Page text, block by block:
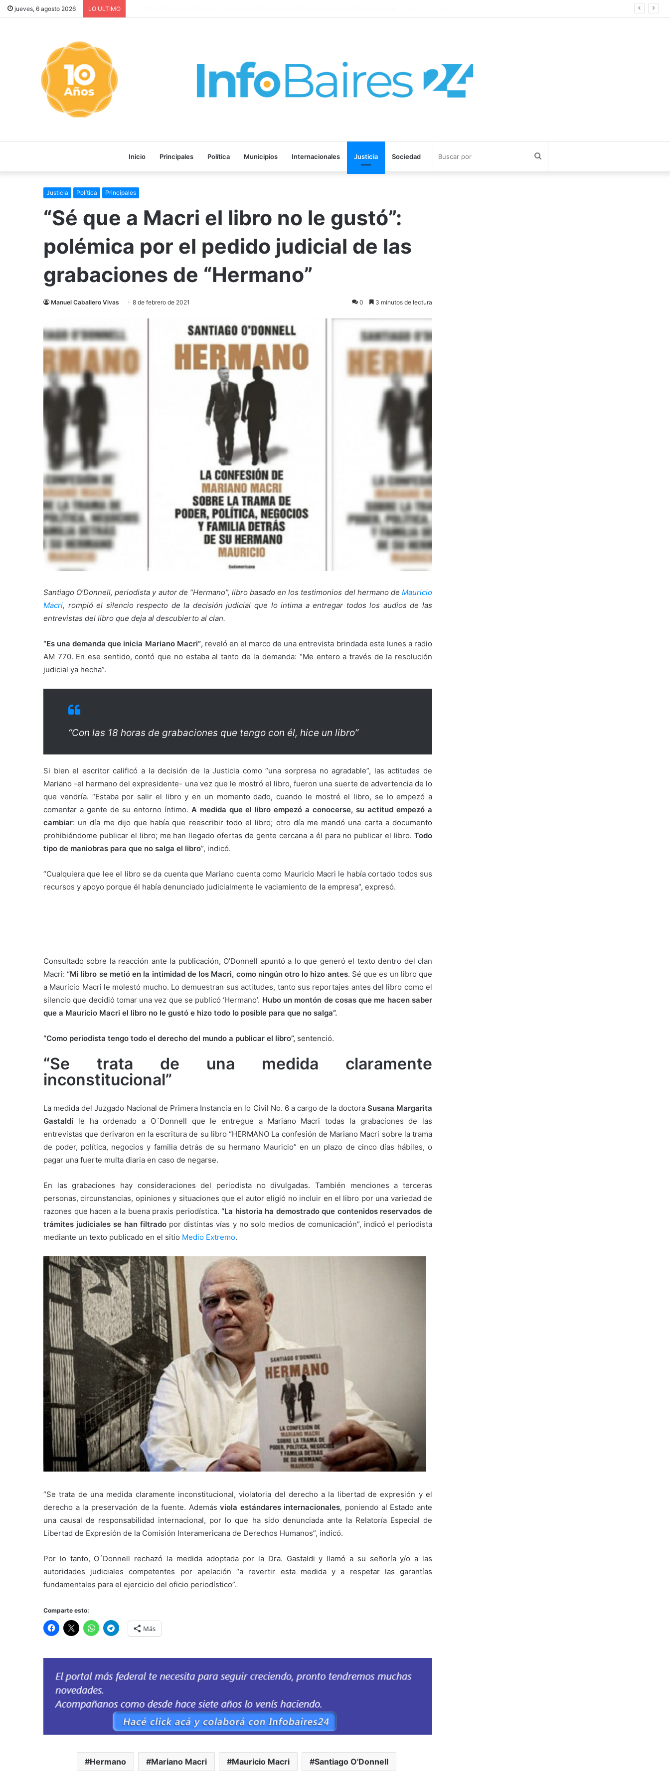
jueves, 6 agosto 2026 LO ULTIMO
Inicio Principales Política Municipios Internacionales Justicia Sociedad
Justicia Política Principales
“Sé que a Macri el libro no le gustó”:
polémica por el pedido judicial de las
grabaciones de “Hermano”
Manuel Caballero Vivas 8 de febrero de 2021 0 3 minutos de lectura
Santiago O’Donnell, periodista y autor de “Hermano”, libro basado en los testimonios del hermano de Mauricio
Macri, rompió el silencio respecto de la decisión judicial que lo intima a entregar todos los audios de las
entrevistas del libro que deja al descubierto al clan.
“Es una demanda que inicia Mariano Macri”, reveló en el marco de una entrevista brindada este lunes a radio
AM 770. En ese sentido, contó que no estaba al tanto de la demanda: “Me entero a través de la resolución
judicial ya hecha”.
“Con las 18 horas de grabaciones que tengo con él, hice un libro”
Si bien el escritor calificó a la decisión de la Justicia como “una sorpresa no agradable”, las actitudes de
Mariano -el hermano del expresidente- una vez que le mostró el libro, fueron una suerte de advertencia de lo
que vendría. “Estaba por salir el libro y en un momento dado, cuando le mostré el libro, se lo empezó a
comentar a gente de su entorno íntimo. A medida que el libro empezó a conocerse, su actitud empezó a
cambiar: un día me dijo que había que reescribir todo el libro; otro día me mandó una carta a documento
prohibiéndome publicar el libro; me han llegado ofertas de gente cercana a él para no publicar el libro. Todo
tipo de maniobras para que no salga el libro”, indicó.
“Cualquiera que lee el libro se da cuenta que Mariano cuenta como Mauricio Macri le había cortado todos sus
recursos y apoyo porque él había denunciado judicialmente le vaciamiento de la empresa”, expresó.
Consultado sobre la reacción ante la publicación, O’Donnell apuntó a lo que generó el texto dentro del clan
Macri: “Mi libro se metió en la intimidad de los Macri, como ningún otro lo hizo antes. Sé que es un libro que
a Mauricio Macri le molestó mucho. Lo demuestran sus actitudes, tanto sus reportajes antes del libro como el
silencio que decidió tomar una vez que se publicó ‘Hermano’. Hubo un montón de cosas que me hacen saber
que a Mauricio Macri el libro no le gustó e hizo todo lo posible para que no salga”.
“Como periodista tengo todo el derecho del mundo a publicar el libro”, sentenció.
“Se trata de una medida claramente
inconstitucional”
La medida del Juzgado Nacional de Primera Instancia en lo Civil No. 6 a cargo de la doctora Susana Margarita
Gastaldi le ha ordenado a O´Donnell que le entregue a Mariano Macri todas la grabaciones de las
entrevistas que derivaron en la escritura de su libro “HERMANO La confesión de Mariano Macri sobre la trama
de poder, política, negocios y familia detrás de su hermano Mauricio” en un plazo de cinco días hábiles, o
pagar una fuerte multa diaria en caso de negarse.
En las grabaciones hay consideraciones del periodista no divulgadas. También menciones a terceras
personas, circunstancias, opiniones y situaciones que el autor eligió no incluir en el libro por una variedad de
razones que hacen a la buena praxis periodística.“La historia ha demostrado que contenidos reservados de
trámites judiciales se han filtrado por distintas vías y no solo medios de comunicación”, indicó el periodista
mediante un texto publicado en el sitio Medio Extremo.
“Se trata de una medida claramente inconstitucional, violatoria del derecho a la libertad de expresión y el
derecho a la preservación de la fuente. Ademásviola estándares internacionales, poniendo al Estado ante
una causal de responsabilidad internacional, por lo que ha sido denunciada ante la Relatoría Especial de
Libertad de Expresión de la Comisión Interamericana de Derechos Humanos”, indicó.
Por lo tanto, O´Donnell rechazó la medida adoptada por la Dra. Gastaldi y llamó a su señoría y/o a las
autoridades judiciales competentes por apelación “a revertir esta medida y a respetar las garantías
fundamentales para el ejercicio del oficio periodístico”.
Comparte esto:
Más
Hermano Mariano Macri Mauricio Macri Santiago O'Donnell